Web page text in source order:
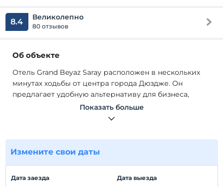
8.4 Великолепно
80 отзывов
Об объекте
Отель Grand Beyaz Saray расположен в нескольких
минутах ходьбы от центра города Дюздже. Он
предлагает удобную альтернативу для бизнеса,
туризма и развлечений. В заведении 48 номеров с
современной отделкой. В комнатах; Есть много
мини-бар, телефон, ванная комната, туалет,
беспроводной доступ в Интернет, ЖК-телевизор,
минутах ходьбы от центра города Дюздже. Он
Показать больше
Измените свои даты
Дата заезда Дата выезда